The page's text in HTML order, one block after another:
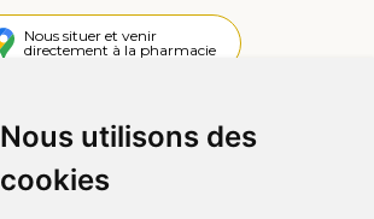
Nous utilisons des
cookies
Nous situer et venir
directement à la pharmacie
Informations